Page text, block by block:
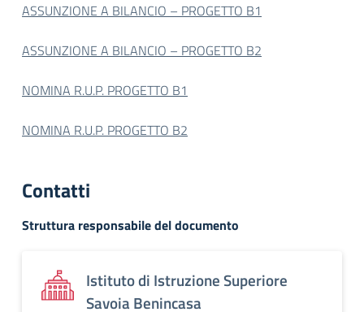
ASSUNZIONE A BILANCIO – PROGETTO B1
ASSUNZIONE A BILANCIO – PROGETTO B2
NOMINA R.U.P. PROGETTO B1
NOMINA R.U.P. PROGETTO B2
Contatti
Struttura responsabile del documento
Istituto di Istruzione Superiore
Savoia Benincasa